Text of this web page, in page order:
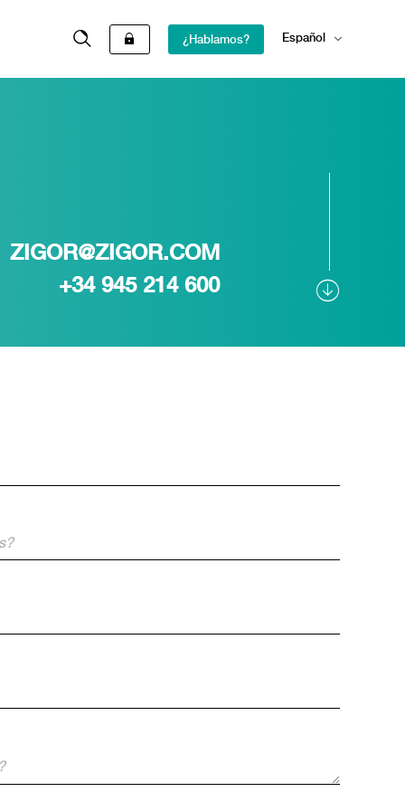
¿Hablamos?
Español
ZIGOR@ZIGOR.COM
+34 945 214 600